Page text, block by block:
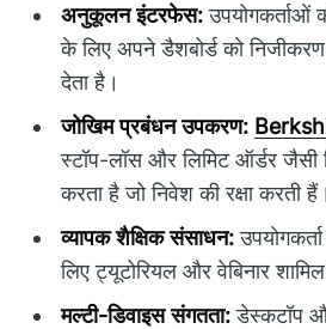
अनुकूलन इंटरफेस:उपयोगकर्ताओं
के लिए अपने डैशबोर्ड को
देता है।
जोखिम प्रबंधन उपकरण:
स्टॉप-लॉस और लिमिट ऑर्डर जैसी
करता है जो निवेश की रक्षा करती हैं।
व्यापक शैक्षिक संसाधन:
लिए ट्यूटोरियल और वेबिनार
मल्टी-डिवाइस संगतता:डेस्कटॉप